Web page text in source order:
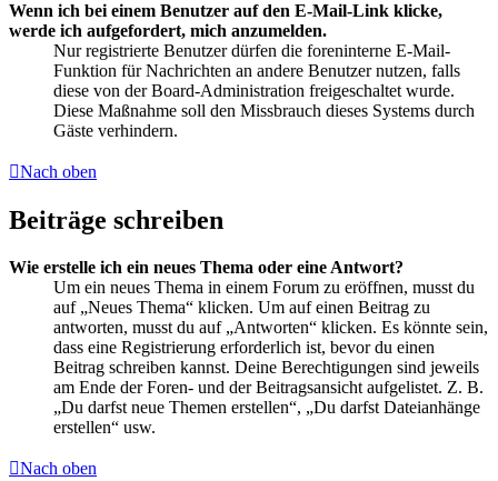
Wenn ich bei einem Benutzer auf den E-Mail-Link klicke,
werde ich aufgefordert, mich anzumelden.
Nur registrierte Benutzer dürfen die foreninterne E-Mail-
Funktion für Nachrichten an andere Benutzer nutzen, falls
diese von der Board-Administration freigeschaltet wurde.
Diese Maßnahme soll den Missbrauch dieses Systems durch
Gäste verhindern.
Nach oben
Beiträge schreiben
Wie erstelle ich ein neues Thema oder eine Antwort?
Um ein neues Thema in einem Forum zu eröffnen, musst du
auf „Neues Thema“ klicken. Um auf einen Beitrag zu
antworten, musst du auf „Antworten“ klicken. Es könnte sein,
dass eine Registrierung erforderlich ist, bevor du einen
Beitrag schreiben kannst. Deine Berechtigungen sind jeweils
am Ende der Foren- und der Beitragsansicht aufgelistet. Z. B.
„Du darfst neue Themen erstellen“, „Du darfst Dateianhänge
erstellen“ usw.
Nach oben